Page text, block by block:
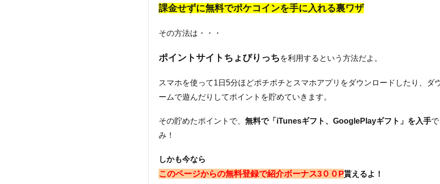
課金せずに無料でポケコインを手に入れる裏ワザ
その方法は・・・
ポイントサイトちょびりっちを利用するという方法だよ。
スマホを使って1日5分ほどポチポチとスマホアプリをダウンロードしたり、ダ
ームで遊んだりしてポイントを貯めていきます。
その貯めたポイントで、 無料で「iTunesギフト、GooglePlayギフト」を入手
み！
しかも今なら
このページからの無料登録で紹介ボーナス3００P貰えるよ！